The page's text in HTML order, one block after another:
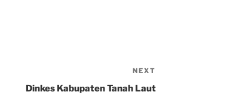
Post
NEXT
Dinkes Kabupaten Tanah Laut